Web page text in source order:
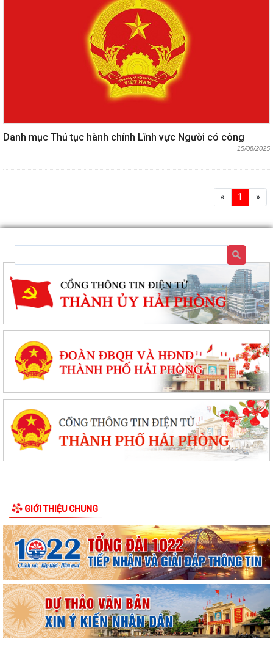
Danh mục Thủ tục hành chính Lĩnh vực Người có công
15/08/2025
« 1 »
GIỚI THIỆU CHUNG